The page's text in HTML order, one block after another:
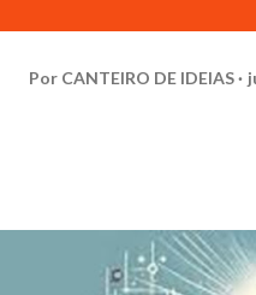
Por CANTEIRO DE IDEIAS